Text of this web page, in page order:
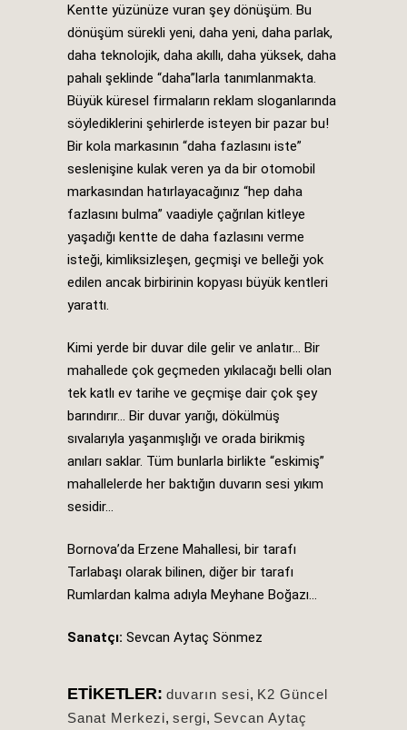
Kentte yüzünüze vuran şey dönüşüm. Bu
dönüşüm sürekli yeni, daha yeni, daha parlak,
daha teknolojik, daha akıllı, daha yüksek, daha
pahalı şeklinde “daha”larla tanımlanmakta.
Büyük küresel firmaların reklam sloganlarında
söylediklerini şehirlerde isteyen bir pazar bu!
Bir kola markasının “daha fazlasını iste”
seslenişine kulak veren ya da bir otomobil
markasından hatırlayacağınız “hep daha
fazlasını bulma” vaadiyle çağrılan kitleye
yaşadığı kentte de daha fazlasını verme
isteği, kimliksizleşen, geçmişi ve belleği yok
edilen ancak birbirinin kopyası büyük kentleri
yarattı.
Kimi yerde bir duvar dile gelir ve anlatır… Bir
mahallede çok geçmeden yıkılacağı belli olan
tek katlı ev tarihe ve geçmişe dair çok şey
barındırır… Bir duvar yarığı, dökülmüş
sıvalarıyla yaşanmışlığı ve orada birikmiş
anıları saklar. Tüm bunlarla birlikte “eskimiş”
mahallelerde her baktığın duvarın sesi yıkım
sesidir…
Bornova’da Erzene Mahallesi, bir tarafı
Tarlabaşı olarak bilinen, diğer bir tarafı
Rumlardan kalma adıyla Meyhane Boğazı…
Sanatçı: Sevcan Aytaç Sönmez
ETIKETLER: duvarın sesi, K2 Güncel
Sanat Merkezi, sergi, Sevcan Aytaç